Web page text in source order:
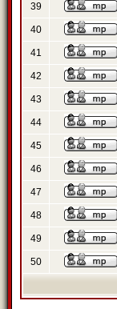
39
40
41
42
43
44
45
46
47
48
49
50